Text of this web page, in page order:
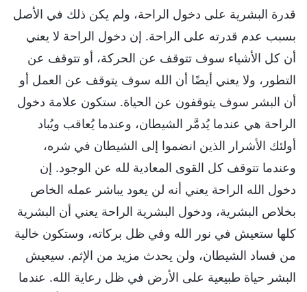
قدرة البشرية على دخول الراحة، ولم يكن ذلك في الأصل
بسبب عدم قدرته على الراحة. إن دخول الراحة لا يعني
أن كل الأشياء سوف تتوقف عن الحركة، أو تتوقف عن
التطور، ولا يعني أيضًا أن الله سوف يتوقف عن العمل أو
أن البشر سوف يتوقفون عن الحياة. ستكون علامة دخول
الراحة هي عندما يُدمَّر الشيطان، وعندما يُعاقب ويُباد
أولئك الأشرار الذين انضموا إلى الشيطان في شره،
وعندما تتوقف كل القوى المعادية لله عن الوجود. إن
دخول الله الراحة يعني أنه لن يعود يباشر عمله الخاص
بخلاص البشرية، ودخول البشرية الراحة يعني أن البشرية
كلها ستعيش في نور الله وفي ظل بركاته، وستكون خالية
من فساد الشيطان، ولن يحدث مزيد من الإثم. سيعيش
البشر حياة طبيعية على الأرض في ظل رعاية الله. عندما